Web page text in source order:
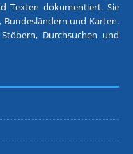
Texten dokumentiert. Sie
Bundesländern und Karten.
Durchsuchen und